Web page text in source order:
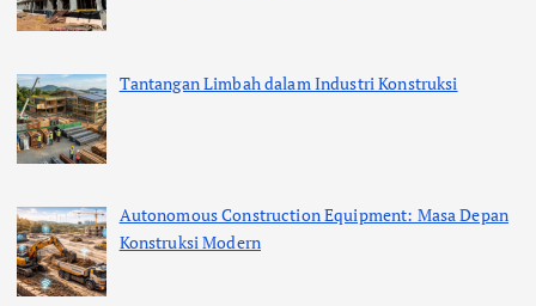
Tantangan Limbah dalam Industri Konstruksi
Autonomous Construction Equipment: Masa Depan
Konstruksi Modern